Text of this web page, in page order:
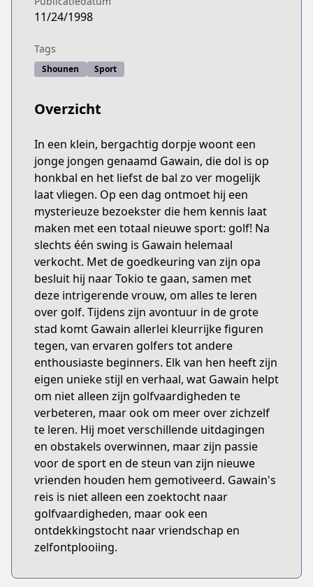
11/24/1998
Tags
Shounen Sport
Overzicht
In een klein, bergachtig dorpje woont een
jonge jongen genaamd Gawain, die dol is op
honkbal en het liefst de bal zo ver mogelijk
laat vliegen. Op een dag ontmoet hij een
mysterieuze bezoekster die hem kennis laat
maken met een totaal nieuwe sport: golf! Na
slechts één swing is Gawain helemaal
verkocht. Met de goedkeuring van zijn opa
besluit hij naar Tokio te gaan, samen met
deze intrigerende vrouw, om alles te leren
over golf. Tijdens zijn avontuur in de grote
stad komt Gawain allerlei kleurrijke figuren
tegen, van ervaren golfers tot andere
enthousiaste beginners. Elk van hen heeft zijn
eigen unieke stijl en verhaal, wat Gawain helpt
om niet alleen zijn golfvaardigheden te
verbeteren, maar ook om meer over zichzelf
te leren. Hij moet verschillende uitdagingen
en obstakels overwinnen, maar zijn passie
voor de sport en de steun van zijn nieuwe
vrienden houden hem gemotiveerd. Gawain's
reis is niet alleen een zoektocht naar
golfvaardigheden, maar ook een
ontdekkingstocht naar vriendschap en
zelfontplooiing.